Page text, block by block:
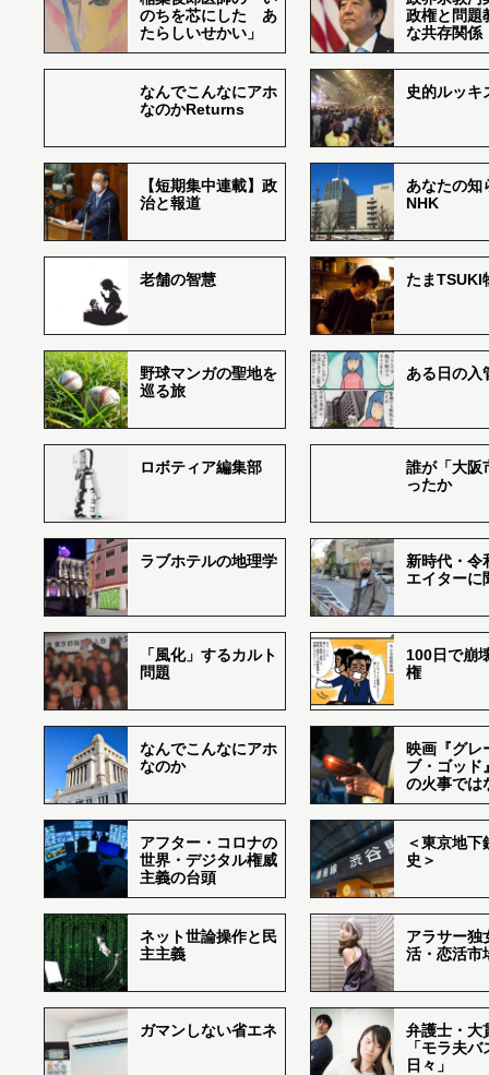
のちを芯にした あ
たらしいせかい」
政権と問題
な共存関係
なんでこんなにアホ
なのかReturns
史的ルッキ
【短期集中連載】政
治と報道
あなたの知
NHK
老舗の智慧 たまTSUKI
野球マンガの聖地を
巡る旅
ある日の入
ロボティア編集部
誰が「大阪
ったか
ラブホテルの地理学
新時代・令
エイターに
「風化」するカルト
問題
100日で崩
権
なんでこんなにアホ
なのか
映画『グレ
ブ・ゴッド
の火事では
アフター・コロナの
世界・デジタル権威
主義の台頭
＜東京地下
史＞
ネット世論操作と民
主主義
アラサー独
活・恋活市
ガマンしない省エネ
弁護士・大
「モラ夫
日々」